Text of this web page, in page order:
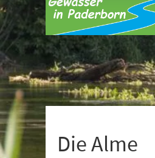
öffnen.
Mit
der
Tastatur
erreichbar
über
ALT
+
1
Die Alme